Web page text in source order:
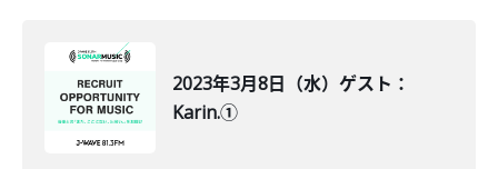
2023年3月8日（水）ゲスト：
Karin.①